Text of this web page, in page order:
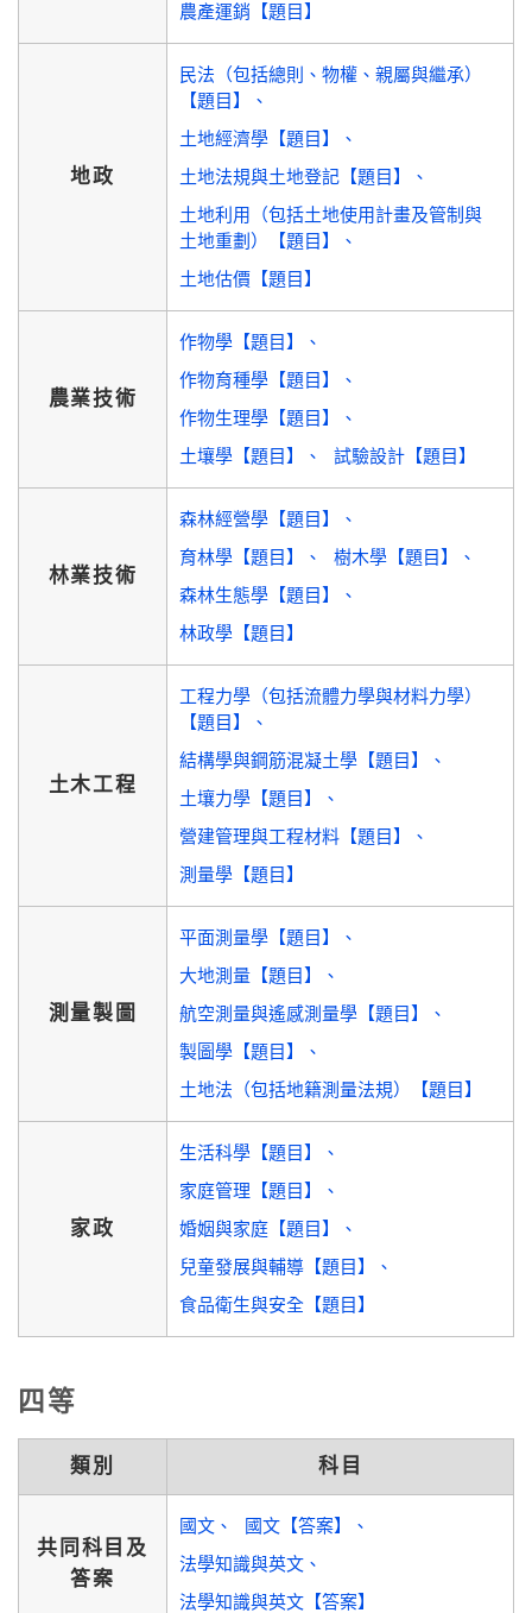
農產運銷【題目】
地政
民法（包括總則、物權、親屬與繼承）
【題目】
土地經濟學【題目】
土地法規與土地登記【題目】
土地利用（包括土地使用計畫及管制與
土地重劃）【題目】
土地估價【題目】
農業技術
作物學【題目】
作物育種學【題目】
作物生理學【題目】
土壤學【題目】
試驗設計【題目】
林業技術
森林經營學【題目】
育林學【題目】
樹木學【題目】
森林生態學【題目】
林政學【題目】
土木工程
工程力學（包括流體力學與材料力學）
【題目】
結構學與鋼筋混凝土學【題目】
土壤力學【題目】
營建管理與工程材料【題目】
測量學【題目】
測量製圖
平面測量學【題目】
大地測量【題目】
航空測量與遙感測量學【題目】
製圖學【題目】
土地法（包括地籍測量法規）【題目】
家政
生活科學【題目】
家庭管理【題目】
婚姻與家庭【題目】
兒童發展與輔導【題目】
食品衛生與安全【題目】
四等
類別 科目
共同科目及
答案
國文
國文【答案】
法學知識與英文
法學知識與英文【答案】